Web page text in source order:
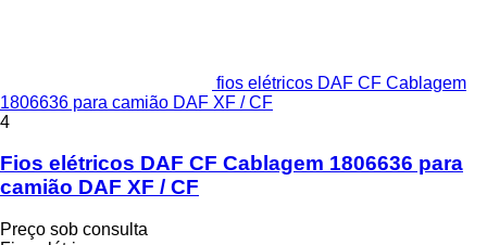
fios elétricos DAF CF Cablagem
1806636 para camião DAF XF / CF
4
Fios elétricos DAF CF Cablagem 1806636 para
camião DAF XF / CF
Preço sob consulta